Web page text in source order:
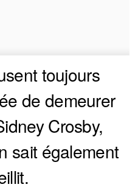
toujours
de demeurer
Crosby,
sait également